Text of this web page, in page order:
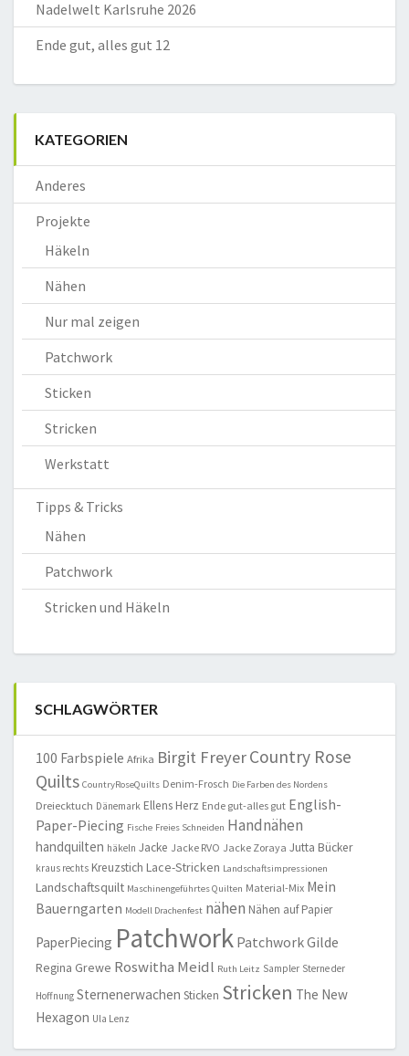
Nadelwelt Karlsruhe 2026
Ende gut, alles gut 12
KATEGORIEN
Anderes
Projekte
Häkeln
Nähen
Nur mal zeigen
Patchwork
Sticken
Stricken
Werkstatt
Tipps & Tricks
Nähen
Patchwork
Stricken und Häkeln
SCHLAGWÖRTER
100 Farbspiele Afrika Birgit FreyerCountry Rose
Quilts CountryRoseQuilts Denim-Frosch Die Farben des Nordens
Dreiecktuch Dänemark Ellens Herz Ende gut-alles gut English-
Paper-Piecing Fische Freies Schneiden Handnähen
handquilten häkeln Jacke Jacke RVO Jacke Zoraya Jutta Bücker
kraus rechts Kreuzstich Lace-Stricken Landschaftsimpressionen
Landschaftsquilt Maschinengeführtes Quilten Material-Mix Mein
Bauerngarten Modell Drachenfest nähen Nähen auf Papier
PaperPiecing Patchwork Patchwork Gilde
Regina Grewe Roswitha Meidl Ruth Leitz Sampler Sterne der
Hoffnung Sternenerwachen Sticken Stricken The New
Hexagon Ula Lenz